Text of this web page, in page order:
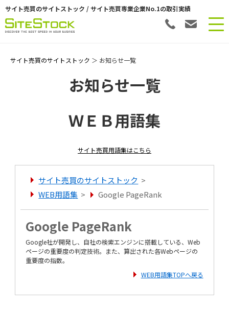
サイト売買のサイトストック / サイト売買専業企業No.1の取引実績
サイト売買のサイトストック ＞ お知らせ一覧
お知らせ一覧
ＷＥＢ用語集
サイト売買用語集はこちら
サイト売買のサイトストック >
WEB用語集 > Google PageRank
Google PageRank
Google社が開発し、自社の検索エンジンに搭載している、Web
ページの重要度の判定技術。また、算出された各Webページの
重要度の指数。
WEB用語集TOPへ戻る